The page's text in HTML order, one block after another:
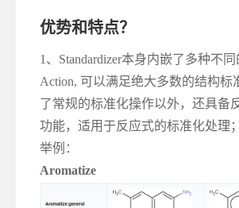
优势和特点？
1、Standardizer本身内嵌了多种不
Action, 可以满足绝大多数的结构标
了常规的标准化操作以外，还具备
功能，适用于反应式的标准化处理；
举例：
Aromatize